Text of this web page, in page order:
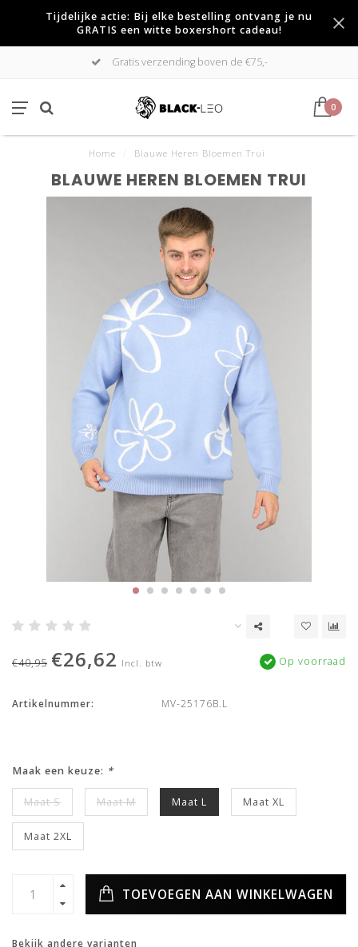
Tijdelijke actie: Bij elke bestelling ontvang je nu
GRATIS een witte boxershort cadeau!
Gratis verzending boven de €75,-
0
Home Blauwe Heren Bloemen Trui
BLAUWE HEREN BLOEMEN TRUI
€40,95 €26,62 Incl. btw Op voorraad
Artikelnummer: MV-25176B.L
Maak een keuze: *
Maat S Maat M Maat L Maat XL
Maat 2XL
TOEVOEGEN AAN WINKELWAGEN
Bekijk andere varianten